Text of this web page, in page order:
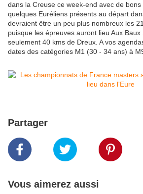
dans la Creuse ce week-end avec de
quelques Euréliens présents au départ
devraient être un peu plus nombreux les
puisque les épreuves auront lieu Aux
seulement 40 kms de Dreux. A vos
dates des catégories M1 (30 - 34 ans) à
Partager
Vous aimerez aussi